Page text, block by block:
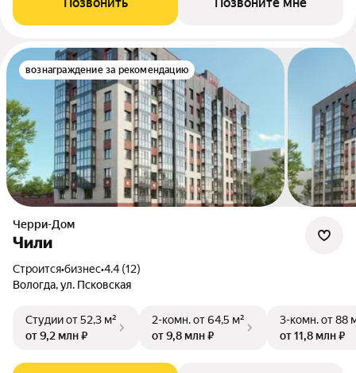
вознаграждение за рекомендацию
Черри-Дом
Чили
Строится•бизнес•4.4 (12)
Вологда, ул. Псковская
Студииот 52,3 м²
от 9,2 млн ₽
2-комн.от 64,5 м²
от 9,8 млн ₽
3-комн.от 88
от 11,8 млн ₽